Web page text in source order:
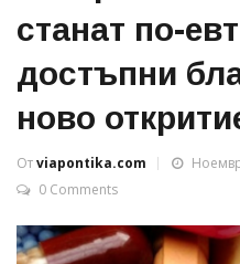
станат по-
достъпни
ново
Отviapontika.com
0 Comments